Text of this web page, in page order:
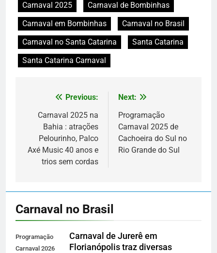
Carnaval 2025
Carnaval de Bombinhas
Carnaval em Bombinhas
Carnaval no Brasil
Carnaval no Santa Catarina
Santa Catarina
Santa Catarina Carnaval
Navegação
Post
Previous:
Carnaval 2025 na
Bahia : atrações
Pelourinho, Palco
Axé Music 40 anos e
trios sem cordas
Next:
Programação
Carnaval 2025 de
Cachoeira do Sul no
Rio Grande do Sul
Carnaval no Brasil
Programação
Carnaval 2026
Carnaval de Jurerê em
Florianópolis traz diversas